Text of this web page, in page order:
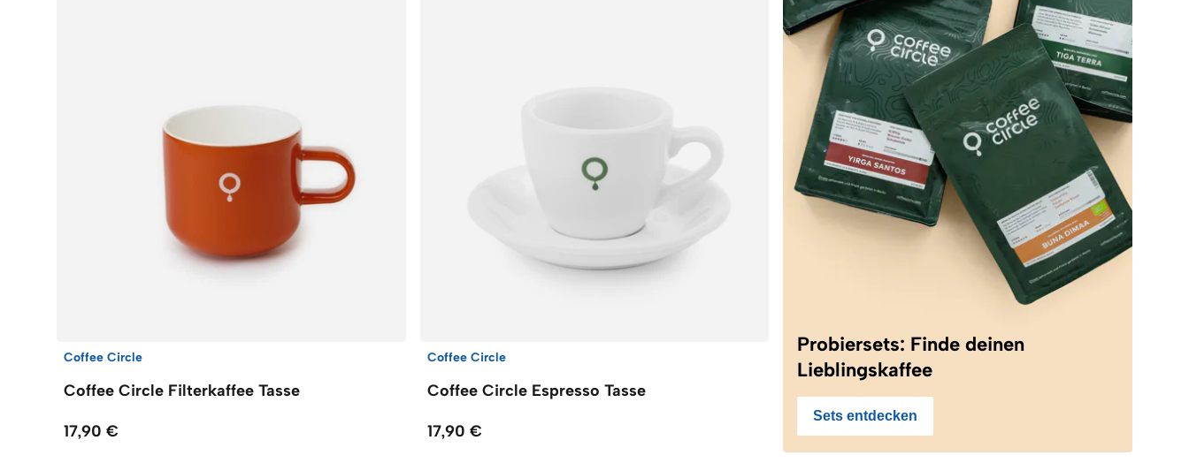
Coffee Circle
Coffee Circle Filterkaffee Tasse
17,90 €
Coffee Circle
Coffee Circle Espresso Tasse
17,90 €
Probiersets: Finde deinen
Lieblingskaffee
Sets entdecken